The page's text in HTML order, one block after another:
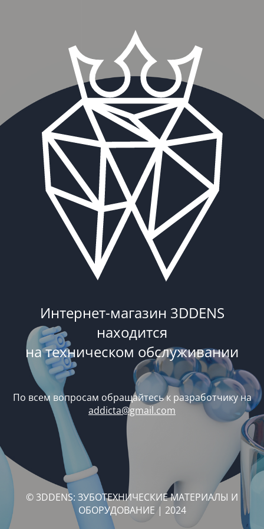
Интернет-магазин 3DDENS
находится
на техническом обслуживании
По всем вопросам обращайтесь к разработчику на
addicta@gmail.com
© 3DDENS: ЗУБОТЕХНИЧЕСКИЕ МАТЕРИАЛЫ И
ОБОРУДОВАНИЕ | 2024